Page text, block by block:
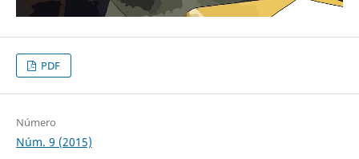
PDF
Número
Núm. 9 (2015)